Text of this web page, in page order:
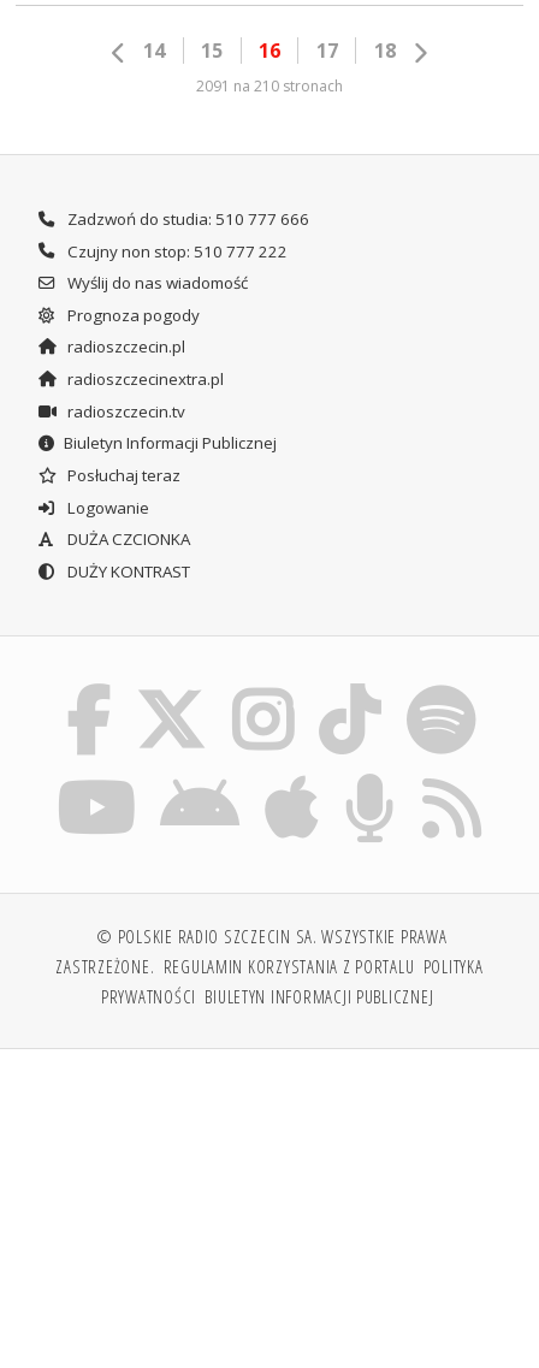
14 15 16 17 18
2091 na 210 stronach
Zadzwoń do studia: 510 777 666
Czujny non stop: 510 777 222
Wyślij do nas wiadomość
Prognoza pogody
radioszczecin.pl
radioszczecinextra.pl
radioszczecin.tv
Biuletyn Informacji Publicznej
Posłuchaj teraz
Logowanie
DUŻA CZCIONKA
DUŻY KONTRAST
© POLSKIE RADIO SZCZECIN SA. WSZYSTKIE PRAWA
ZASTRZEŻONE. REGULAMIN KORZYSTANIA Z PORTALU POLITYKA
PRYWATNOŚCI BIULETYN INFORMACJI PUBLICZNEJ